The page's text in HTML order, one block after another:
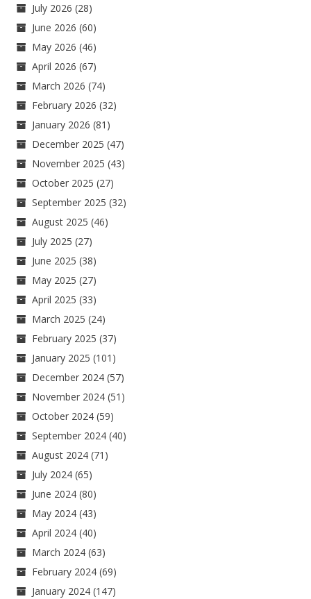
July 2026 (28)
June 2026 (60)
May 2026 (46)
April 2026 (67)
March 2026 (74)
February 2026 (32)
January 2026 (81)
December 2025 (47)
November 2025 (43)
October 2025 (27)
September 2025 (32)
August 2025 (46)
July 2025 (27)
June 2025 (38)
May 2025 (27)
April 2025 (33)
March 2025 (24)
February 2025 (37)
January 2025 (101)
December 2024 (57)
November 2024 (51)
October 2024 (59)
September 2024 (40)
August 2024 (71)
July 2024 (65)
June 2024 (80)
May 2024 (43)
April 2024 (40)
March 2024 (63)
February 2024 (69)
January 2024 (147)